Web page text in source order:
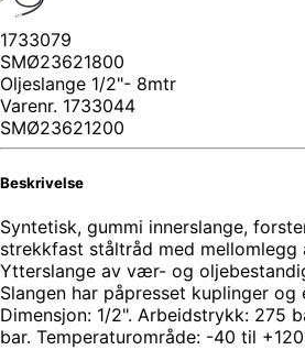
1733079
SMØ23621800
Oljeslange 1/2"- 8mtr
Varenr. 1733044
SMØ23621200
Beskrivelse
Syntetisk, gummi innerslange,
strekkfast ståltråd med mellomlegg
Ytterslange av vær- og
Slangen har påpresset kuplinger
Dimensjon: 1/2". Arbeidstrykk: 275
bar. Temperaturområde: -40 til